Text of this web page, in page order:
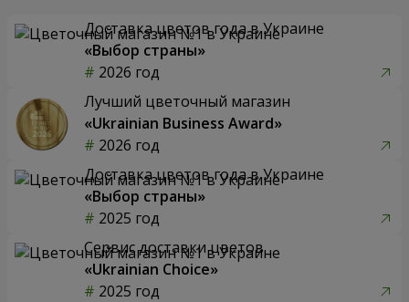
Доставка цветов года в Украине
«Выбор страны»
2026 год
Лучший цветочный магазин
«Ukrainian Business Award»
2026 год
Доставка цветов года в Украине
«Выбор страны»
2025 год
Сервис доставки цветов
«Ukrainian Choice»
2025 год